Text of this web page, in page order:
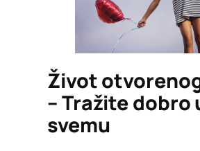
Život
– Tražite dobro
svemu